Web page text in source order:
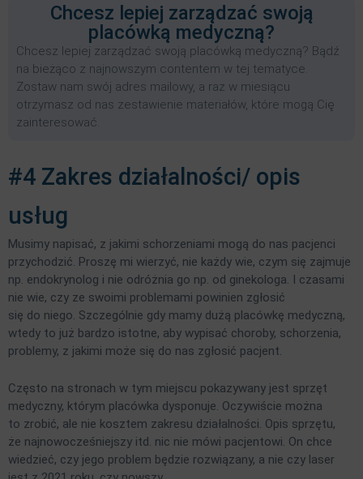
Chcesz lepiej zarządzać swoją
placówką medyczną?
Chcesz lepiej zarządzać swoją placówką medyczną? Bądź
na bieżąco z najnowszym contentem w tej tematyce.
Zostaw nam swój adres mailowy, a raz w miesiącu
otrzymasz od nas zestawienie materiałów, które mogą Cię
zainteresować.
#4 Zakres działalności/ opis
usług
Musimy napisać, z jakimi schorzeniami mogą do nas pacjenci
przychodzić. Proszę mi wierzyć, nie każdy wie, czym się zajmuje
np. endokrynolog i nie odróżnia go np. od ginekologa. I czasami
nie wie, czy ze swoimi problemami powinien zgłosić
się do niego. Szczególnie gdy mamy dużą placówkę medyczną,
wtedy to już bardzo istotne, aby wypisać choroby, schorzenia,
problemy, z jakimi może się do nas zgłosić pacjent.
Często na stronach w tym miejscu pokazywany jest sprzęt
medyczny, którym placówka dysponuje. Oczywiście można
to zrobić, ale nie kosztem zakresu działalności. Opis sprzętu,
że najnowocześniejszy itd. nic nie mówi pacjentowi. On chce
wiedzieć, czy jego problem będzie rozwiązany, a nie czy laser